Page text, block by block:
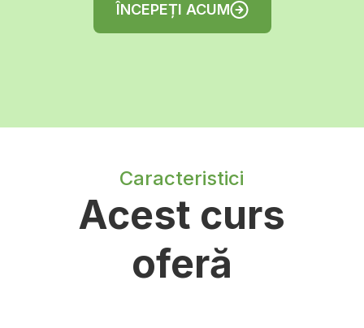
ÎNCEPEȚI ACUM
Caracteristici
Acest curs
oferă